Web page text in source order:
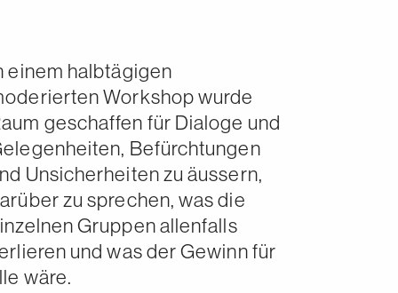
einem halbtägigen
Workshop wurde
geschaffen für Dialoge und
Befürchtungen
Unsicherheiten zu äussern,
zu sprechen, was die
Gruppen allenfalls
und was der Gewinn für
wäre.